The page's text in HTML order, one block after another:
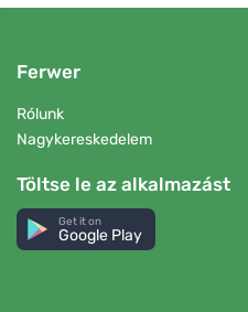
Ferwer
Rólunk
Nagykereskedelem
Töltse le az alkalmazást
Get it on
Google Play